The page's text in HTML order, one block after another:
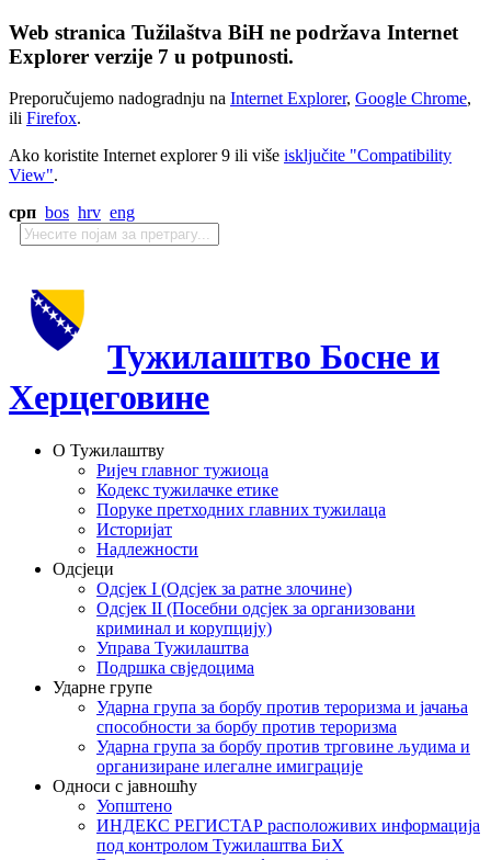
Web stranica Tužilaštva BiH ne podržava Internet
Explorer verzije 7 u potpunosti.
Preporučujemo nadogradnju na Internet Explorer, Google Chrome,
ili Firefox.
Ako koristite Internet explorer 9 ili više isključite "Compatibility
View".
срп bos hrv eng
Тужилаштво Босне и
Херцеговине
О Тужилаштву
Ријеч главног тужиоца
Кодекс тужилачке етике
Поруке претходних главних тужилаца
Историјат
Надлежности
Одсјеци
Одсјек I (Одсјек за ратне злочине)
Одсјек II (Посебни одсјек за организовани
криминал и корупцију)
Управа Тужилаштва
Подршка свједоцима
Ударне групе
Ударна група за борбу против тероризма и јачања
способности за борбу против тероризма
Ударна група за борбу против трговине људима и
организиране илегалне имиграције
Односи с јавношћу
Уопштено
ИНДЕКС РЕГИСТАР расположивих информација
под контролом Тужилаштва БиХ